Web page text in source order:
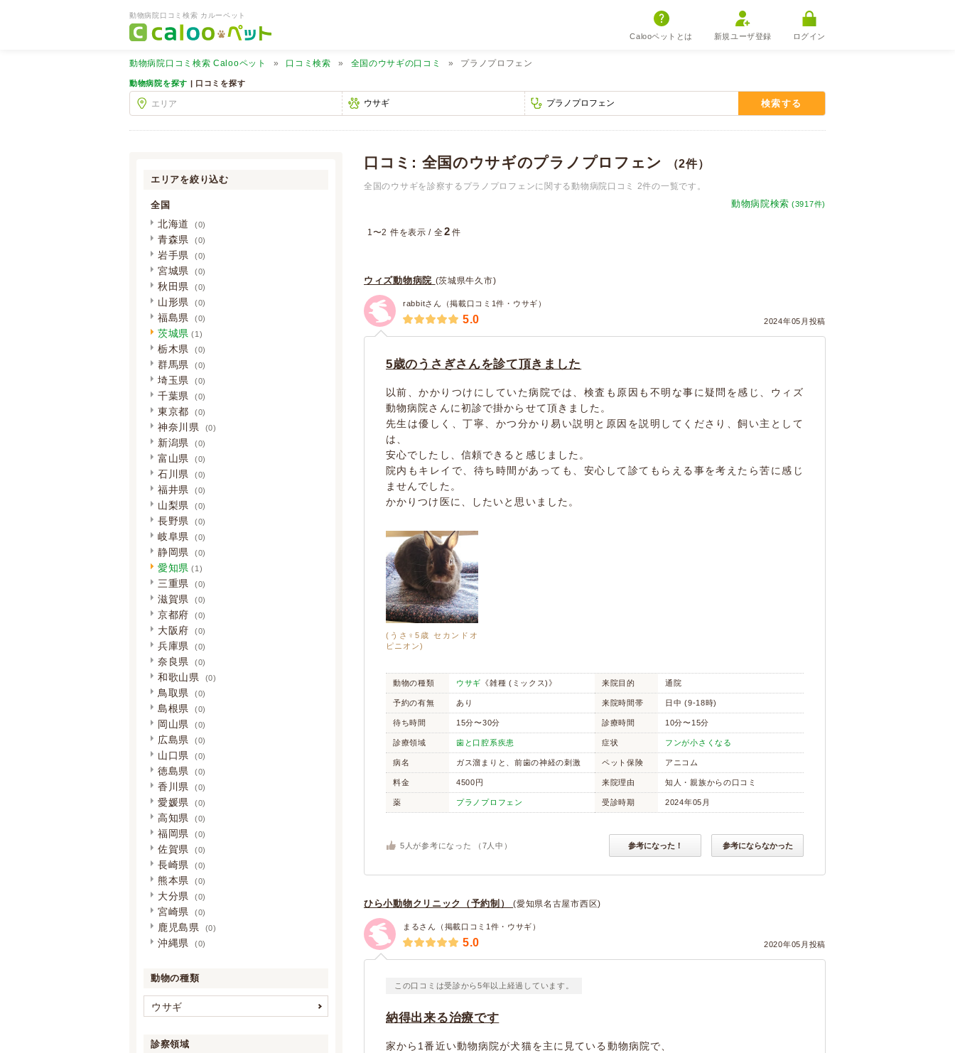
動物病院口コミ検索 カルーペット
Calooペットとは 新規ユーザ登録 ログイン
動物病院口コミ検索 Calooペット 口コミ検索 全国のウサギの口コミ プラノプロフェン
動物病院を探す | 口コミを探す
検索する
口コミ: 全国のウサギのプラノプロフェン （2件）
全国のウサギを診察するプラノプロフェンに関する動物病院口コミ 2件の一覧です。
動物病院検索 (3917件)
1〜2 件を表示 / 全2 件
ウィズ動物病院 (茨城県牛久市)
rabbitさん（掲載口コミ1件・ウサギ）
2024年05月投稿
5.0
5歳のうさぎさんを診て頂きました
以前、かかりつけにしていた病院では、検査も原因も不明な事に疑問を感じ、ウィズ
動物病院さんに初診で掛からせて頂きました。
先生は優しく、丁寧、かつ分かり易い説明と原因を説明してくださり、飼い主として
は、
安心でしたし、信頼できると感じました。
院内もキレイで、待ち時間があっても、安心して診てもらえる事を考えたら苦に感じ
ませんでした。
かかりつけ医に、したいと思いました。
(うさ♀5歳 セカンドオ
ピニオン)
動物の種類 ウサギ 《雑種 (ミックス)》 来院目的 通院
予約の有無 あり 来院時間帯 日中 (9-18時)
待ち時間 15分〜30分 診療時間 10分〜15分
診療領域 歯と口腔系疾患 症状 フンが小さくなる
病名 ガス溜まりと、前歯の神経の刺激 ペット保険 アニコム
料金 4500円 来院理由 知人・親族からの口コミ
薬 プラノプロフェン 受診時期 2024年05月
5 人が参考になった （ 7 人中） 参考になった！ 参考にならなかった
ひら小動物クリニック（予約制）(愛知県名古屋市西区)
まるさん（掲載口コミ1件・ウサギ）
2020年05月投稿
5.0
この口コミは受診から5年以上経過しています。
納得出来る治療です
家から1番近い動物病院が犬猫を主に見ている動物病院で、
エリアを絞り込む
全国
北海道 (0)
青森県 (0)
岩手県 (0)
宮城県 (0)
秋田県 (0)
山形県 (0)
福島県 (0)
茨城県 (1)
栃木県 (0)
群馬県 (0)
埼玉県 (0)
千葉県 (0)
東京都 (0)
神奈川県 (0)
新潟県 (0)
富山県 (0)
石川県 (0)
福井県 (0)
山梨県 (0)
長野県 (0)
岐阜県 (0)
静岡県 (0)
愛知県 (1)
三重県 (0)
滋賀県 (0)
京都府 (0)
大阪府 (0)
兵庫県 (0)
奈良県 (0)
和歌山県 (0)
鳥取県 (0)
島根県 (0)
岡山県 (0)
広島県 (0)
山口県 (0)
徳島県 (0)
香川県 (0)
愛媛県 (0)
高知県 (0)
福岡県 (0)
佐賀県 (0)
長崎県 (0)
熊本県 (0)
大分県 (0)
宮崎県 (0)
鹿児島県 (0)
沖縄県 (0)
動物の種類
ウサギ
(5)
ウサギ (2) (0)
診察領域